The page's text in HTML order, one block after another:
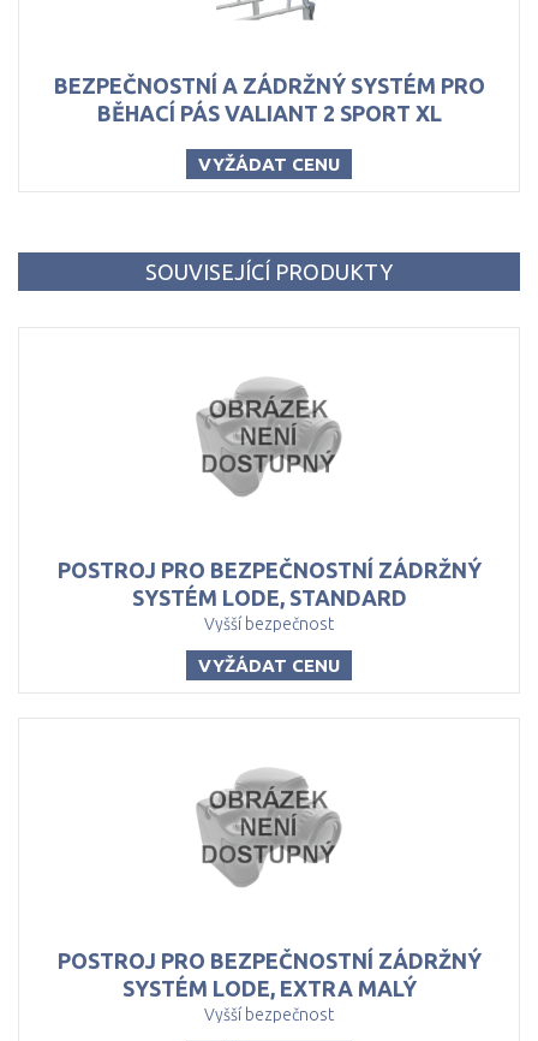
BEZPEČNOSTNÍ A ZÁDRŽNÝ SYSTÉM PRO
BĚHACÍ PÁS VALIANT 2 SPORT XL
VYŽÁDAT CENU
SOUVISEJÍCÍ PRODUKTY
POSTROJ PRO BEZPEČNOSTNÍ ZÁDRŽNÝ
SYSTÉM LODE, STANDARD
Vyšší bezpečnost
VYŽÁDAT CENU
POSTROJ PRO BEZPEČNOSTNÍ ZÁDRŽNÝ
SYSTÉM LODE, EXTRA MALÝ
Vyšší bezpečnost